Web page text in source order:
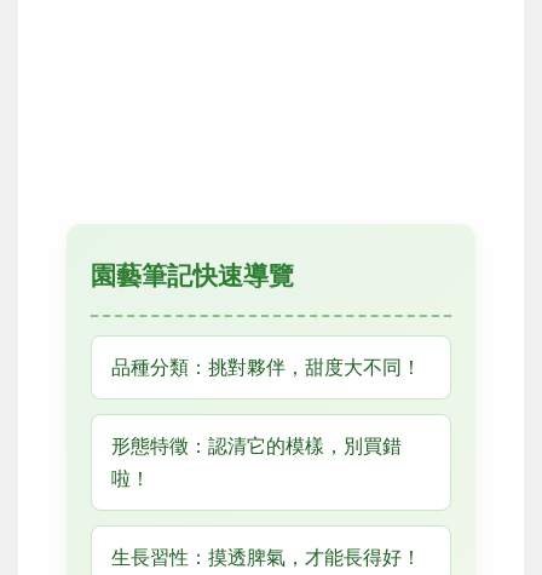
園藝筆記快速導覽
品種分類：挑對夥伴，甜度大不同！
形態特徵：認清它的模樣，別買錯
啦！
生長習性：摸透脾氣，才能長得好！